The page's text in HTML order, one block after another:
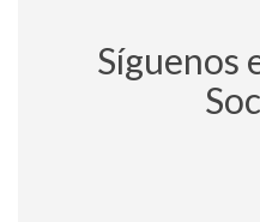
Síguenos